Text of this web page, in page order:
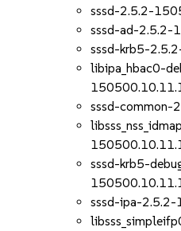
sssd-2.5.2-
sssd-ad-2.5.2-
sssd-krb5-
libipa_hbac0-
sssd-common-
sssd-krb5-
sssd-ipa-